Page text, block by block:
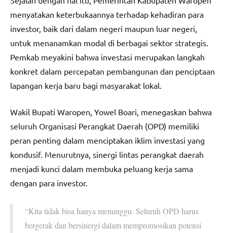
menyatakan keterbukaannya terhadap kehadiran para
investor, baik dari dalam negeri maupun luar negeri,
untuk menanamkan modal di berbagai sektor strategis.
Pemkab meyakini bahwa investasi merupakan langkah
konkret dalam percepatan pembangunan dan penciptaan
lapangan kerja baru bagi masyarakat lokal.
Wakil Bupati Waropen, Yowel Boari, menegaskan bahwa
seluruh Organisasi Perangkat Daerah (OPD) memiliki
peran penting dalam menciptakan iklim investasi yang
kondusif. Menurutnya, sinergi lintas perangkat daerah
menjadi kunci dalam membuka peluang kerja sama
dengan para investor.
“Kita tidak bisa hanya menunggu. Seluruh OPD harus
bergerak dan bersinergi dalam mempromosikan potensi